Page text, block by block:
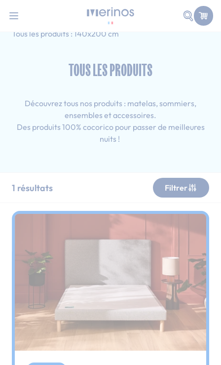
Faire
Accueil
Simple
Tous les produits : 140x200 cm
TOUS LES PRODUITS
Découvrez tous nos produits : matelas, sommiers,
ensembles et accessoires.
Des produits 100% cocorico pour passer de meilleures
nuits !
1 résultats Filtrer